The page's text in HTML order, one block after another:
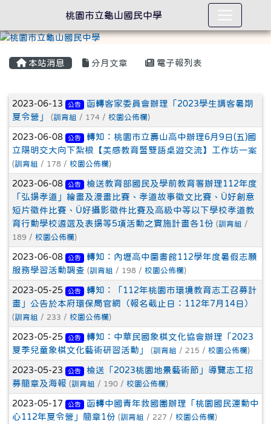
本站消息 分月文章 電子報列表
文章列表
2023-06-13 公告
函轉客家委員會辦理「2023學生講客暑期
夏令營」
(訓育組 / 174 / 校園公佈欄 )
2023-06-08 公告
轉知：桃園市立壽山高中辦理6月9日(五)國
立陽明交大向下紮根【美感教育暨雙語桌遊交流】工作坊一案
(訓育組 / 178 / 校園公佈欄 )
2023-06-08 公告
檢送教育部國民及學前教育署辦理112年度
「弘揚孝道」繪畫及漫畫比賽、孝道故事徵文比賽、Ü好創意
短片徵件比賽、Ü好攝影徵件比賽及高級中等以下學校孝道教
育行動學校遴選及表揚等5項活動之實施計畫各1份 (訓育組 /
189 / 校園公佈欄 )
2023-06-08 公告
轉知：內壢高中圖書館112學年度暑假志願
服務學習活動調查 (訓育組 / 198 / 校園公佈欄 )
2023-05-25 公告
轉知：「112年桃園市環境教育志工召募計
畫」公告於本府環保局官網（報名截止日：112年7月14日）
(訓育組 / 233 / 校園公佈欄 )
2023-05-25 公告
轉知：中華民國象棋文化協會辦理「2023
夏季兒童象棋文化藝術研習活動」
(訓育組 / 215 / 校園公佈欄 )
2023-05-23 公告
檢送「2023桃園地景藝術節」導覽志工招
募簡章及海報 (訓育組 / 190 / 校園公佈欄 )
2023-05-17 公告
函轉中國青年救國團辦理「桃園國民運動中
心112年夏令營」簡章1份 (訓育組 / 227 / 校園公佈欄 )
桃園市立龜山國民中學